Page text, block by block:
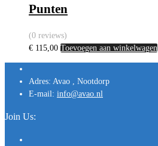
Punten
(0 reviews)
€ 115,00 Toevoegen aan winkelwagen
Adres: Avao , Nootdorp
E-mail: info@avao.nl
Join Us: